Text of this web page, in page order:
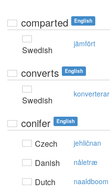
comparted English
Swedish
jämfört
converts English
Swedish
konverterar
conifer English
Czech jehličnan
Danish nåletræ
Dutch naaldboom